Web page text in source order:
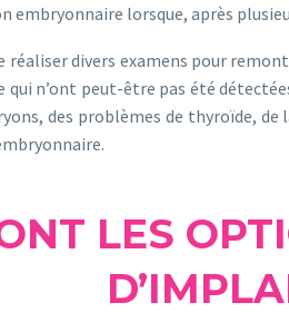
embryonnaire lorsque, après
réaliser divers examens pour
qui n’ont peut-être pas été
des problèmes de thyroïde,
LES